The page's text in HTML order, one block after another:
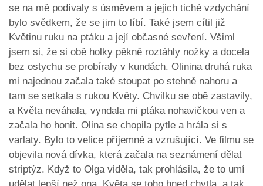
se na mě podívaly s úsměvem a jejich tiché vzdychání
bylo svědkem, že se jim to líbí. Také jsem cítil již
Květinu ruku na ptáku a její občasné sevření. Všiml
jsem si, že si obě holky pěkně roztáhly nožky a docela
bez ostychu se probíraly v kundách. Olinina druhá ruka
mi najednou začala také stoupat po stehně nahoru a
tam se setkala s rukou Květy. Chvilku se obě zastavily,
a Květa neváhala, vyndala mi ptáka nohavičkou ven a
začala ho honit. Olina se chopila pytle a hrála si s
varlaty. Bylo to velice příjemné a vzrušující. Ve filmu se
objevila nová dívka, která začala na seznámení dělat
striptýz. Když to Olga viděla, tak prohlásila, že to umí